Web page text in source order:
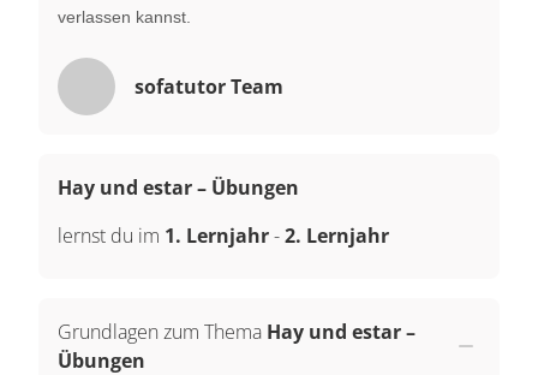
verlassen kannst.
sofatutor Team
Hay und estar – Übungen
lernst du im 1. Lernjahr-2. Lernjahr
Grundlagen zum Thema Hay und estar –
Übungen